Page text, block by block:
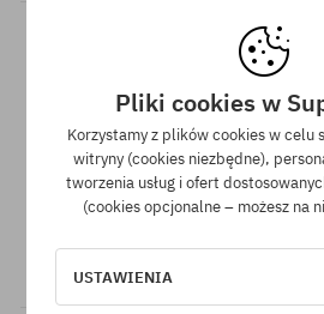
Dostępne rozmiary:
M
Darmowa wysyłka
Pliki cookies w
Korzystamy z plików cookies w celu
witryny (cookies niezbędne),
tworzenia usług i ofert
(cookies opcjonalne – możesz na
USTAWIENIA